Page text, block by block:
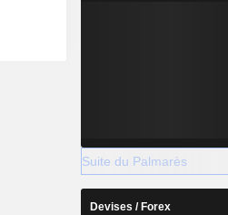
Suite du Palmarès
Devises / Forex